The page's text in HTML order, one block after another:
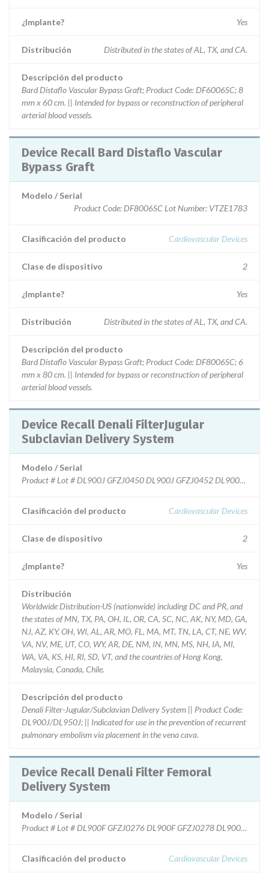
¿Implante? Yes
Distribución Distributed in the states of AL, TX, and CA.
Descripción del producto
Bard Distaflo Vascular Bypass Graft; Product Code: DF6006SC; 8
mm x 60 cm. || Intended for bypass or reconstruction of peripheral
arterial blood vessels.
Device Recall Bard Distaflo Vascular
Bypass Graft
Modelo / Serial
Product Code: DF8006SC Lot Number: VTZE1783
Clasificación del producto Cardiovascular Devices
Clase de dispositivo 2
¿Implante? Yes
Distribución Distributed in the states of AL, TX, and CA.
Descripción del producto
Bard Distaflo Vascular Bypass Graft; Product Code: DF8006SC; 6
mm x 80 cm. || Intended for bypass or reconstruction of peripheral
arterial blood vessels.
Device Recall Denali FilterJugular
Subclavian Delivery System
Modelo / Serial
Product # Lot # DL900J GFZJ0450 DL900J GFZJ0452
Clasificación del producto Cardiovascular Devices
Clase de dispositivo 2
¿Implante? Yes
Distribución
Worldwide Distribution-US (nationwide) including DC and PR, and
the states of MN, TX, PA, OH, IL, OR, CA, SC, NC, AK, NY, MD, GA,
NJ, AZ, KY, OH, WI, AL, AR, MO, FL, MA, MT, TN, LA, CT, NE, WV,
VA, NV, ME, UT, CO, WY, AR, DE, NM, IN, MN, MS, NH, IA, MI,
WA, VA, KS, HI, RI, SD, VT, and the countries of Hong Kong,
Malaysia, Canada, Chile.
Descripción del producto
Denali Filter-Jugular/Subclavian Delivery System || Product Code:
DL900J/DL950J; || Indicated for use in the prevention of recurrent
pulmonary embolism via placement in the vena cava.
Device Recall Denali Filter Femoral
Delivery System
Modelo / Serial
Product # Lot # DL900F GFZJ0276 DL900F GFZJ0278
Clasificación del producto Cardiovascular Devices